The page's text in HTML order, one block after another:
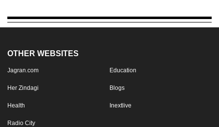
OTHER WEBSITES
Jagran.com Education
Her Zindagi Blogs
Health Inextlive
Radio City